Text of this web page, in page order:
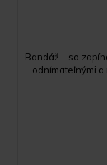
Bandáž – so
odnímateľnými